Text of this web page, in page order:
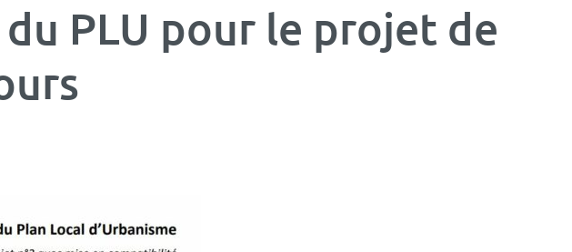
PLU pour le projet de